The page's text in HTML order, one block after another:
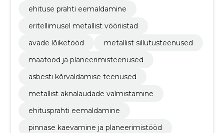
ehituse prahti eemaldamine
eritellimusel metallist vööriistad
avade lõiketööd
metallist sillutusteenused
maatööd ja planeerimisteenused
asbesti kõrvaldamise teenused
metallist aknalaudade valmistamine
ehitusprahti eemaldamine
pinnase kaevamine ja planeerimistööd